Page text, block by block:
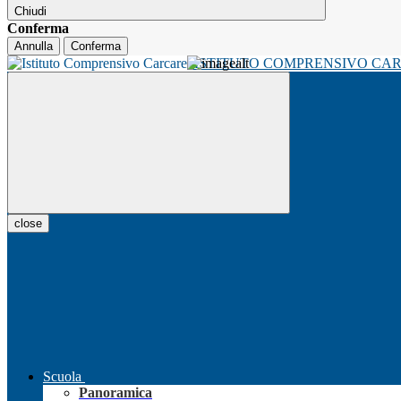
Chiudi
Conferma
Annulla Conferma
ISTITUTO COMPRENSIVO
close
Scuola
Panoramica